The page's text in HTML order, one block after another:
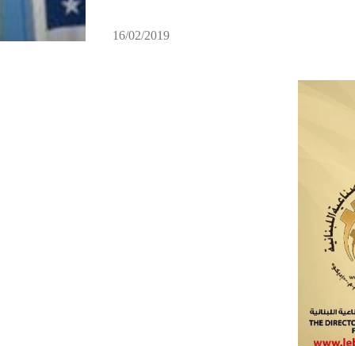
16/02/2019